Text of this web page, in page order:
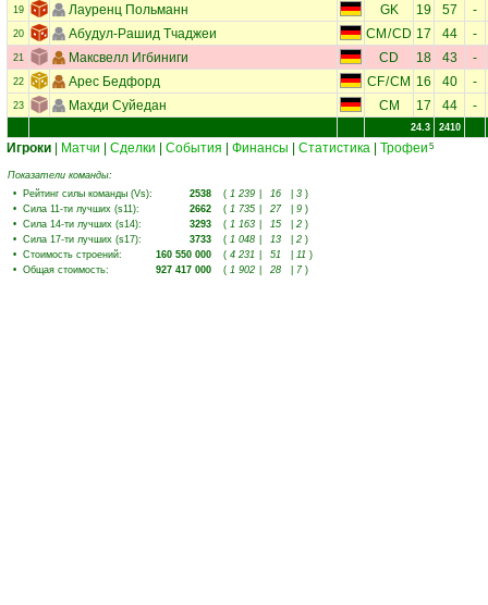
19 Лауренц Польманн GK 19 57 -
20 Абудул-Рашид Тчаджеи CM /CD 17 44 -
21 Максвелл Игбиниги CD 18 43 -
22 Арес Бедфорд CF/CM 16 40 -
23 Махди Суйедан CM 17 44 -
24.3 2410
Игроки Матчи Сделки События Финансы Статистика Трофеи 5
Показатели команды:
• Рейтинг силы команды (Vs): 2538 ( 1 239 16 3 )
• Сила 11-ти лучших (s11): 2662 ( 1 735 27 9 )
• Сила 14-ти лучших (s14): 3293 ( 1 163 15 2 )
• Сила 17-ти лучших (s17): 3733 ( 1 048 13 2 )
• Стоимость строений: 160 550 000 ( 4 231 51 11 )
• Общая стоимость: 927 417 000 ( 1 902 28 7 )